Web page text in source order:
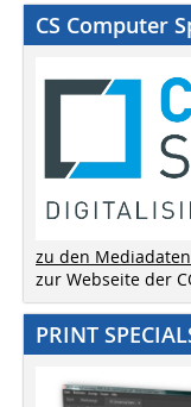
CS Computer
zu den Mediadaten
zur Webseite der
PRINT